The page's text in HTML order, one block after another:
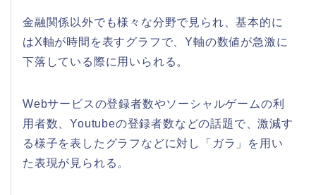
金融関係以外でも様々な分野で見られ、基本的に
はX軸が時間を表すグラフで、Y軸の数値が急激に
下落している際に用いられる。
Webサービスの登録者数やソーシャルゲームの利
用者数、Youtubeの登録者数などの話題で、激減す
る様子を表したグラフなどに対し「ガラ」を用い
た表現が見られる。